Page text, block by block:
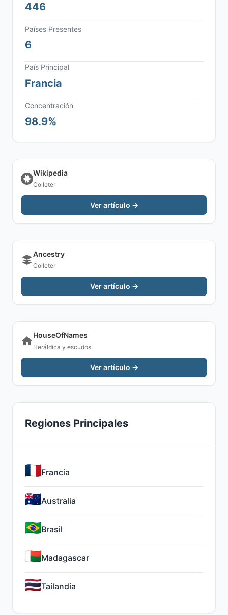
446
Países Presentes
6
País Principal
Francia
Concentración
98.9%
Wikipedia
Colleter
Ver artículo →
Ancestry
Colleter
Ver artículo →
HouseOfNames
Heráldica y escudos
Ver artículo →
Regiones Principales
Francia
Australia
Brasil
Madagascar
Tailandia